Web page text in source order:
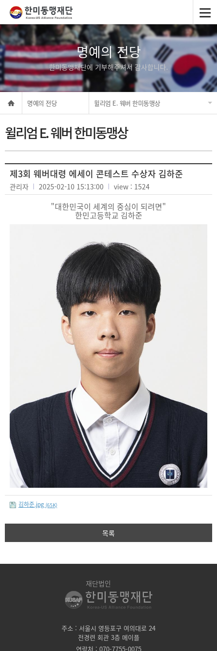
명예의 전당
한미동맹재단에 기부해주셔서 감사합니다.
명예의 전당 윌리엄 E. 웨버 한미동맹상
윌리엄 E. 웨버 한미동맹상
제3회 웨버대령 에세이 콘테스트 수상자 김하준
관리자 2025-02-10 15:13:00 view : 1524
"대한민국이 세계의 중심이 되려면"
한민고등학교 김하준
김하준.jpg (65K)
목록
재단법인
주소 : 서울시 영등포구 여의대로 24
전경련 회관 3층 메이플
연락처 : 070-7755-0075